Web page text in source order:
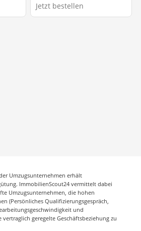
Jetzt bestellen
Umzugsunternehmen erhält
ImmobilienScout24 vermittelt dabei
Umzugsunternehmen, die hohen
(Persönliches Qualifizierungsgespräch,
und
geregelte Geschäftsbeziehung zu